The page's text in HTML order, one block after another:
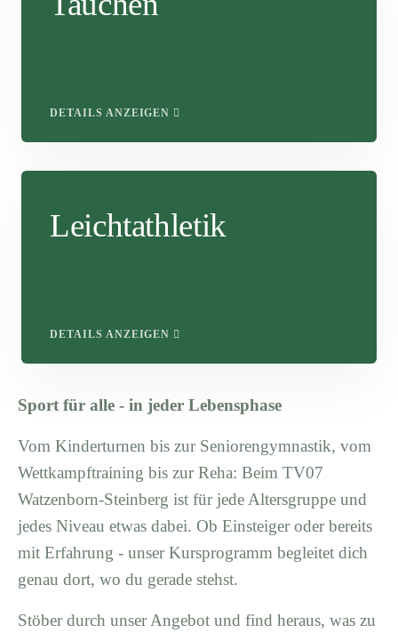
DETAILS ANZEIGEN
Leichtathletik
DETAILS ANZEIGEN
Sport für alle - in jeder Lebensphase
Vom Kinderturnen bis zur Seniorengymnastik, vom
Wettkampftraining bis zur Reha: Beim TV07
Watzenborn-Steinberg ist für jede Altersgruppe und
jedes Niveau etwas dabei. Ob Einsteiger oder bereits
mit Erfahrung - unser Kursprogramm begleitet dich
genau dort, wo du gerade stehst.
Stöber durch unser Angebot und find heraus, was zu